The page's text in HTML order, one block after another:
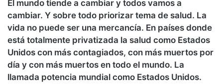
El mundo tiende a cambiar y todos vamos a
cambiar. Y sobre todo priorizar tema de salud. La
vida no puede ser una mercancía. En países donde
está totalmente privatizada la salud como Estados
Unidos con más contagiados, con más muertos por
día y con más muertos en todo el mundo. La
llamada potencia mundial como Estados Unidos.